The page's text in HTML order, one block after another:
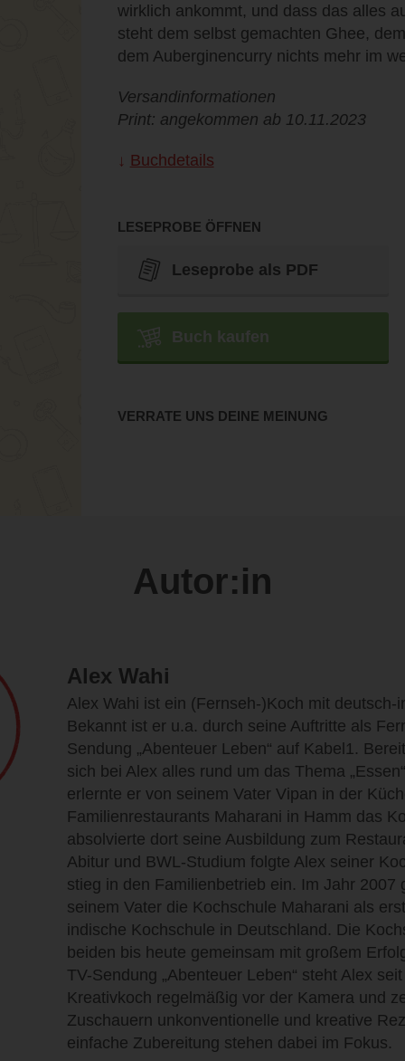
wirklich ankommt, und dass das alles
steht dem selbst gemachten Ghee,
dem Auberginencurry nichts mehr im
Versandinformationen
Print: angekommen ab 10.11.2023
Buchdetails
LESEPROBE ÖFFNEN
Leseprobe als PDF
Buch kaufen
VERRATE UNS DEINE MEINUNG
Autor:in
Alex Wahi
Alex Wahi ist ein (Fernseh-)Koch mit deutsch-
Bekannt ist er u.a. durch seine Auftritte als
Sendung „Abenteuer Leben“ auf Kabel1.
sich bei Alex alles rund um das Thema
erlernte er von seinem Vater Vipan in der
Familienrestaurants Maharani in Hamm das
absolvierte dort seine Ausbildung zum
Abitur und BWL-Studium folgte Alex seiner
stieg in den Familienbetrieb ein. Im Jahr 2007
seinem Vater die Kochschule Maharani als
indische Kochschule in Deutschland. Die
beiden bis heute gemeinsam mit großem
TV-Sendung „Abenteuer Leben“ steht Alex
Kreativkoch regelmäßig vor der Kamera und
Zuschauern unkonventionelle und kreative
einfache Zubereitung stehen dabei im Fokus.